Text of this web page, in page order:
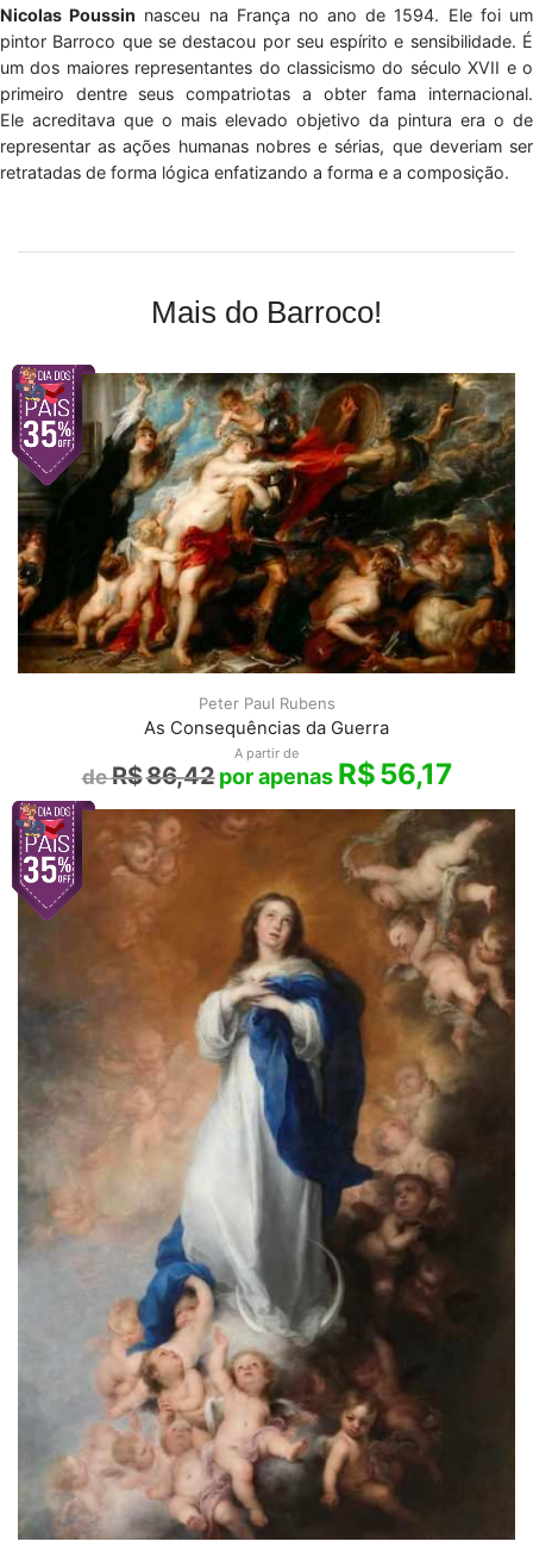
Nicolas Poussin nasceu na França no ano de 1594. Ele foi um
pintor Barroco que se destacou por seu espírito e sensibilidade. É
um dos maiores representantes do classicismo do século XVII e o
primeiro dentre seus compatriotas a obter fama internacional.
Ele acreditava que o mais elevado objetivo da pintura era o de
representar as ações humanas nobres e sérias, que deveriam ser
retratadas de forma lógica enfatizando a forma e a composição.
Mais do Barroco!
Peter Paul Rubens
As Consequências da Guerra
A partir de
R$86,42 R$56,17